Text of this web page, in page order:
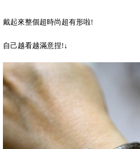
戴起來整個超時尚超有形啦!
自己越看越滿意捏!↓